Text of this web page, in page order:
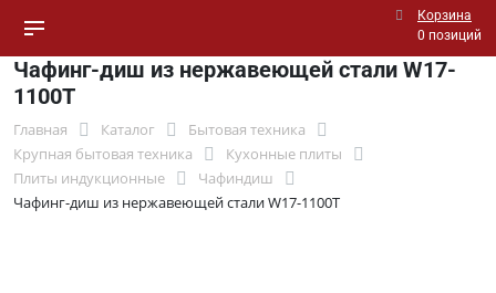
Корзина
0 позиций
Чафинг-диш из нержавеющей стали W17-
1100T
Главная Каталог
Бытовая техника
Крупная бытовая техника
Кухонные плиты
Плиты индукционные
Чафиндиш
Чафинг-диш из нержавеющей стали W17-1100T